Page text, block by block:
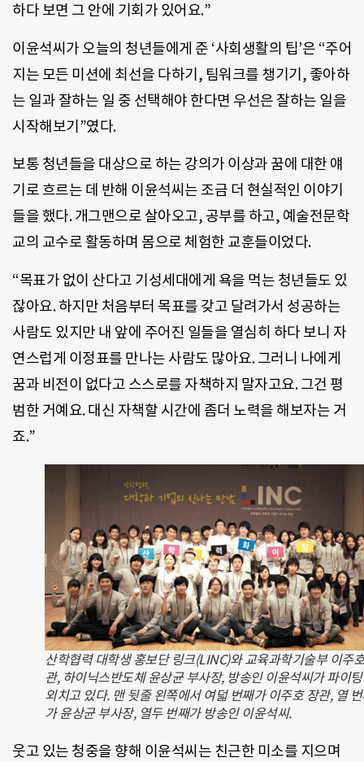
하다 보면 그 안에 기회가 있어요.”
이윤석씨가 오늘의 청년들에게 준 ‘사회생활의 팁’은 “주어
지는 모든 미션에 최선을 다하기, 팀워크를 챙기기, 좋아하
는 일과 잘하는 일 중 선택해야 한다면 우선은 잘하는 일을
시작해보기”였다.
보통 청년들을 대상으로 하는 강의가 이상과 꿈에 대한 얘
기로 흐르는 데 반해 이윤석씨는 조금 더 현실적인 이야기
들을 했다. 개그맨으로 살아오고, 공부를 하고, 예술전문학
교의 교수로 활동하며 몸으로 체험한 교훈들이었다.
“목표가 없이 산다고 기성세대에게 욕을 먹는 청년들도 있
잖아요. 하지만 처음부터 목표를 갖고 달려가서 성공하는
사람도 있지만 내 앞에 주어진 일들을 열심히 하다 보니 자
연스럽게 이정표를 만나는 사람도 많아요. 그러니 나에게
꿈과 비전이 없다고 스스로를 자책하지 말자고요. 그건 평
범한 거예요. 대신 자책할 시간에 좀더 노력을 해보자는 거
죠.”
산학협력 대학생 홍보단 링크(LINC)와 교육과학기술부 이주
관, 하이닉스반도체 윤상균 부사장, 방송인 이윤석씨가 파이
외치고 있다. 맨 뒷줄 왼쪽에서 여덟 번째가 이주호 장관, 열
가 윤상균 부사장, 열두 번째가 방송인 이윤석씨.
웃고 있는 청중을 향해 이윤석씨는 친근한 미소를 지으며